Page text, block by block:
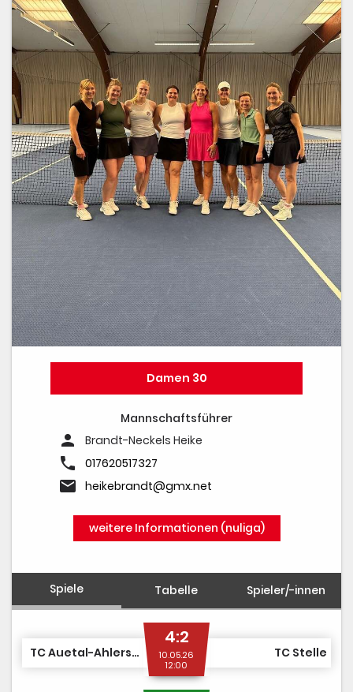
Damen 30
Mannschaftsführer
person Brandt-Neckels Heike
phone 017620517327
email heikebrandt@gmx.net
weitere Informationen (nuliga)
Spiele Tabelle Spieler/-innen
TC Auetal-Ahlerstedt
4:2
10.05.26
12:00
TC Stelle